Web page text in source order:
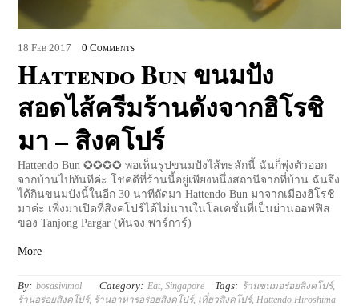
18 Feb 2017 0 Comments
Hattendo Bun ขนมปัง
สอดไส้ครีมร้านดังจากฮิโรชิ
มา – สิงคโปร์
Hattendo Bun ✪✪✪✪ พอเห็นรูปขนมปังไส้ทะลักนี้ ฉันก็พุ่งตัวออก
จากบ้านไปทันทีค่ะ โชคดีที่ร้านนี้อยู่เพียงหนึ่งสถานีจากที่บ้าน ฉันจึง
ได้กินขนมปังนี้ในอีก 30 นาทีถัดมา Hattendo Bun มาจากเมืองฮิโรชิ
มาค่ะ เพิ่งมาเปิดที่สิงคโปร์ได้ไม่นานในโลเคชั่นที่เป็นย่านออฟฟิส
ของ Tanjong Pargar (ทันจง พาร์การ์)
More
By: bosasivimol Category: Eat,Singapore Tags: ร้านขนมอร่อยสิงคโปร์,
ร้านอร่อยสิงคโปร์, ร้านอาหารอร่อยสิงคโปร์, เที่ยวสิงคโปร์, Hattendo Hiroshima